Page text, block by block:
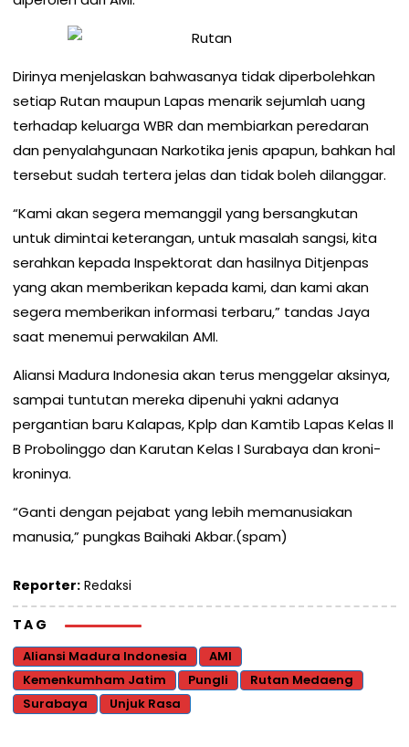
Dirinya menjelaskan bahwasanya tidak diperbolehkan
setiap Rutan maupun Lapas menarik sejumlah uang
terhadap keluarga WBR dan membiarkan peredaran
dan penyalahgunaan Narkotika jenis apapun, bahkan hal
tersebut sudah tertera jelas dan tidak boleh dilanggar.
“Kami akan segera memanggil yang bersangkutan
untuk dimintai keterangan, untuk masalah sangsi, kita
serahkan kepada Inspektorat dan hasilnya Ditjenpas
yang akan memberikan kepada kami, dan kami akan
segera memberikan informasi terbaru,” tandas Jaya
saat menemui perwakilan AMI.
Aliansi Madura Indonesia akan terus menggelar aksinya,
sampai tuntutan mereka dipenuhi yakni adanya
pergantian baru Kalapas, Kplp dan Kamtib Lapas Kelas II
B Probolinggo dan Karutan Kelas I Surabaya dan kroni-
kroninya.
“Ganti dengan pejabat yang lebih memanusiakan
manusia,” pungkas Baihaki Akbar.(spam)
Reporter: Redaksi
TAG
Aliansi Madura Indonesia
AMI
Kemenkumham Jatim
Pungli
Rutan Medaeng
Surabaya
Unjuk Rasa